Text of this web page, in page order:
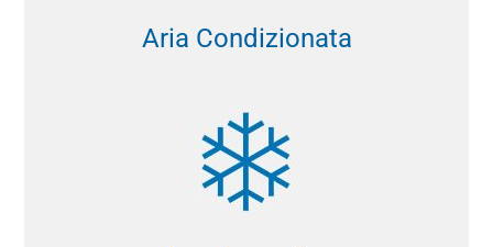
Aria Condizionata